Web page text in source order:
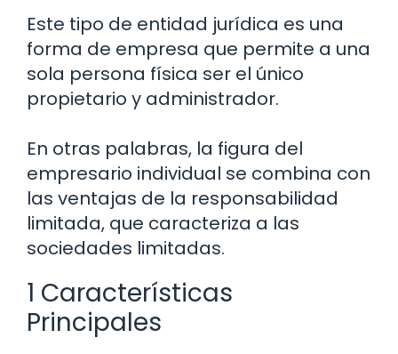
Este tipo de entidad jurídica es una
forma de empresa que permite a una
sola persona física ser el único
propietario y administrador.
En otras palabras, la figura del
empresario individual se combina con
las ventajas de la responsabilidad
limitada, que caracteriza a las
sociedades limitadas.
1 Características
Principales